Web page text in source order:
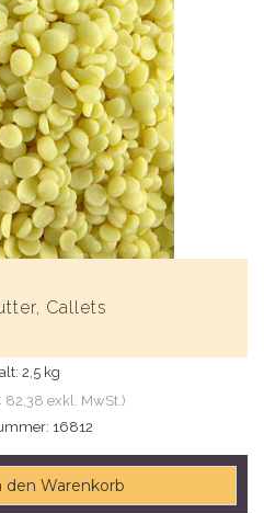
Callets
2,5 kg
82,38 exkl. MwSt.)
16812
den Warenkorb